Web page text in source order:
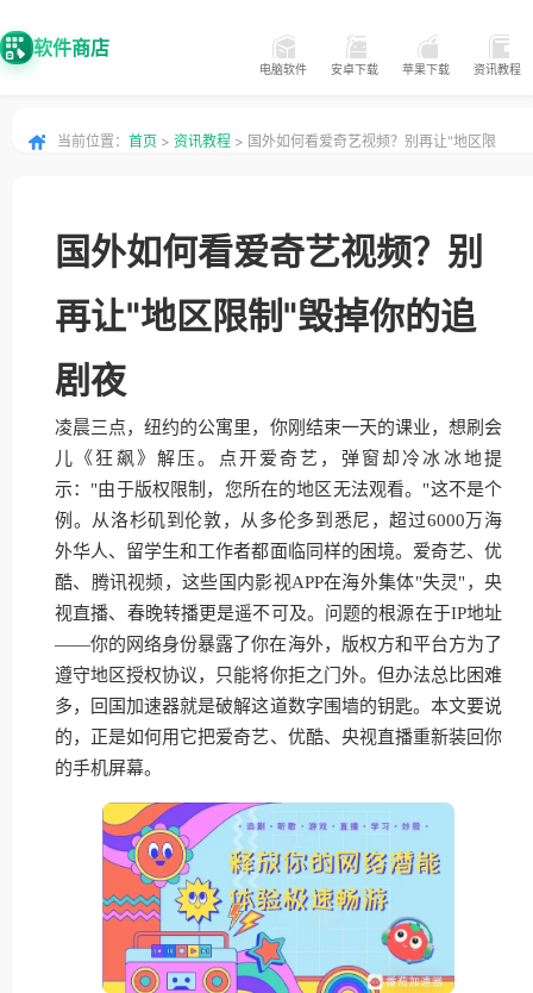
软件商店
电脑软件 安卓下载 苹果下载 资讯教程
当前位置： 首页 > 资讯教程 > 国外如何看爱奇艺视频？别再让"地区限
国外如何看爱奇艺视频？别
再让"地区限制"毁掉你的追
剧夜
凌晨三点，纽约的公寓里，你刚结束一天的课业，想刷会
儿《狂飙》解压。点开爱奇艺，弹窗却冷冰冰地提
示："由于版权限制，您所在的地区无法观看。"这不是个
例。从洛杉矶到伦敦，从多伦多到悉尼，超过6000万海
外华人、留学生和工作者都面临同样的困境。爱奇艺、优
酷、腾讯视频，这些国内影视APP在海外集体"失灵"，央
视直播、春晚转播更是遥不可及。问题的根源在于IP地址
——你的网络身份暴露了你在海外，版权方和平台方为了
遵守地区授权协议，只能将你拒之门外。但办法总比困难
多，回国加速器就是破解这道数字围墙的钥匙。本文要说
的，正是如何用它把爱奇艺、优酷、央视直播重新装回你
的手机屏幕。